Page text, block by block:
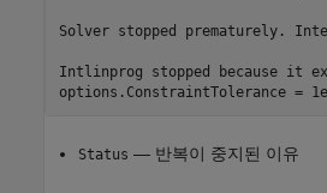
Solver stopped prematurely.
Intlinprog stopped because it
options.ConstraintTolerance =
Status — 반복이 중지된 이유